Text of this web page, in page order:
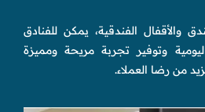
والأقفال الفندقية، يمكن للفنادق
وتوفير تجربة مريحة ومميزة
من رضا العملاء.